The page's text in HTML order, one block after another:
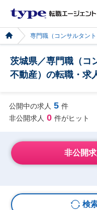
専門職（コンサルタン
茨城県／専門職（コ
不動産）の転職・求
公開中の求人 5 件
非公開求人 0 件がヒット
非公開
検